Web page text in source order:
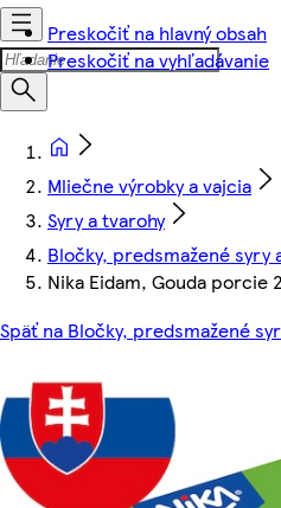
Preskočiť na hlavný obsah
Preskočiť na vyhľadávanie
Mliečne výrobky a vajcia
Syry a tvarohy
Bločky, predsmažené syry
Nika Eidam, Gouda porcie
Späť na Bločky, predsmažené